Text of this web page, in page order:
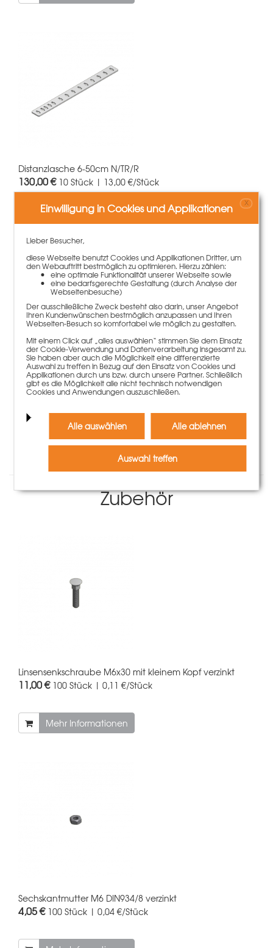
Distanzlasche 6-50cm N/TR/R
130,00 € 10 Stück | 13,00 €/Stück
Mehr Informationen
Paschal-Fugendichtungsmasse 310ml (PAN321)
8,50 €Gewicht 0.43 kg
Mehr Informationen
Zubehör
Linsensenkschraube M6x30 mit kleinem Kopf verzinkt
11,00 € 100 Stück | 0,11 €/Stück
Mehr Informationen
Sechskantmutter M6 DIN934/8 verzinkt
4,05 € 100 Stück | 0,04 €/Stück
Einwilligung in Cookies und Applikationen X
Lieber Besucher,
diese Webseite benutzt Cookies und Applikationen Dritter, um
den Webauftritt bestmöglich zu optimieren. Hierzu zählen:
eine optimale Funktionalität unserer Webseite sowie
eine bedarfsgerechte Gestaltung (durch Analyse der
Webseitenbesuche)
Der ausschließliche Zweck besteht also darin, unser Angebot
Ihren Kundenwünschen bestmöglich anzupassen und Ihren
Webseiten-Besuch so komfortabel wie möglich zu gestalten.
Mit einem Click auf „alles auswählen“ stimmen Sie dem Einsatz
der Cookie-Verwendung und Datenverarbeitung insgesamt zu.
Sie haben aber auch die Möglichkeit eine differenzierte
Auswahl zu treffen in Bezug auf den Einsatz von Cookies und
Applikationen durch uns bzw. durch unsere Partner. Schließlich
gibt es die Möglichkeit alle nicht technisch notwendigen
Cookies und Anwendungen auszuschließen.
Alle auswählen Alle ablehnen
Auswahl treffen